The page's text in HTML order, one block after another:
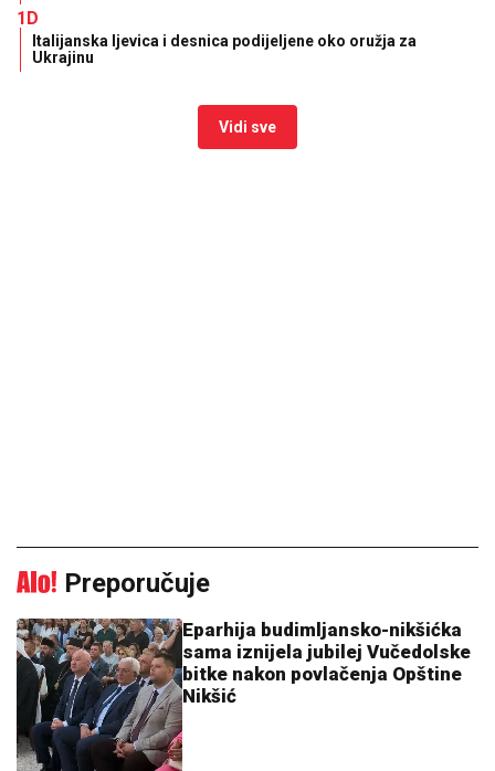
1D
Italijanska ljevica i desnica podijeljene oko oružja za
Ukrajinu
Vidi sve
Preporučuje
Eparhija budimljansko-nikšićka
sama iznijela jubilej Vučedolske
bitke nakon povlačenja Opštine
Nikšić